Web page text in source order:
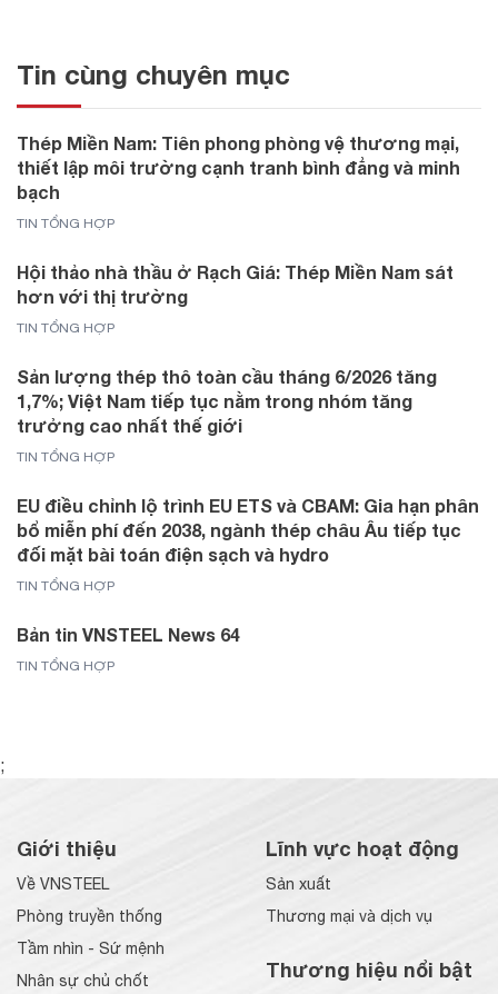
Tin cùng chuyên mục
Thép Miền Nam: Tiên phong phòng vệ thương mại,
thiết lập môi trường cạnh tranh bình đẳng và minh
bạch
TIN TỔNG HỢP
Hội thảo nhà thầu ở Rạch Giá: Thép Miền Nam sát
hơn với thị trường
TIN TỔNG HỢP
Sản lượng thép thô toàn cầu tháng 6/2026 tăng
1,7%; Việt Nam tiếp tục nằm trong nhóm tăng
trưởng cao nhất thế giới
TIN TỔNG HỢP
EU điều chỉnh lộ trình EU ETS và CBAM: Gia hạn phân
bổ miễn phí đến 2038, ngành thép châu Âu tiếp tục
đối mặt bài toán điện sạch và hydro
TIN TỔNG HỢP
Bản tin VNSTEEL News 64
TIN TỔNG HỢP
;
Giới thiệu
Về VNSTEEL
Phòng truyền thống
Tầm nhìn - Sứ mệnh
Nhân sự chủ chốt
Lĩnh vực hoạt động
Sản xuất
Thương mại và dịch vụ
Thương hiệu nổi bật